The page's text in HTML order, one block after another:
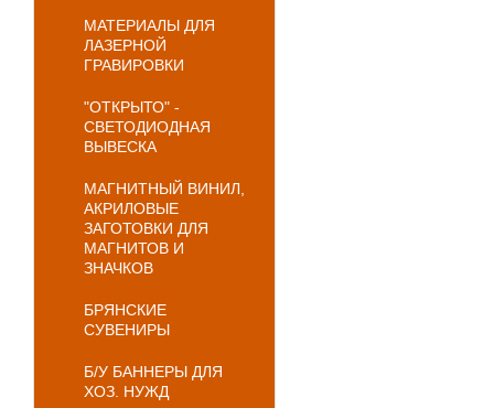
МАТЕРИАЛЫ ДЛЯ
ЛАЗЕРНОЙ
ГРАВИРОВКИ
"ОТКРЫТО" -
СВЕТОДИОДНАЯ
ВЫВЕСКА
МАГНИТНЫЙ ВИНИЛ,
АКРИЛОВЫЕ
ЗАГОТОВКИ ДЛЯ
МАГНИТОВ И
ЗНАЧКОВ
БРЯНСКИЕ
СУВЕНИРЫ
Б/У БАННЕРЫ ДЛЯ
ХОЗ. НУЖД